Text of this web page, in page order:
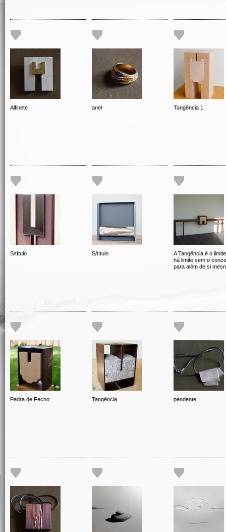
Alfinete anel Tangência 1
S/título S/título
A Tangência é o
há limite sem o
para além de si
Pedra de Fecho Tangência pendente